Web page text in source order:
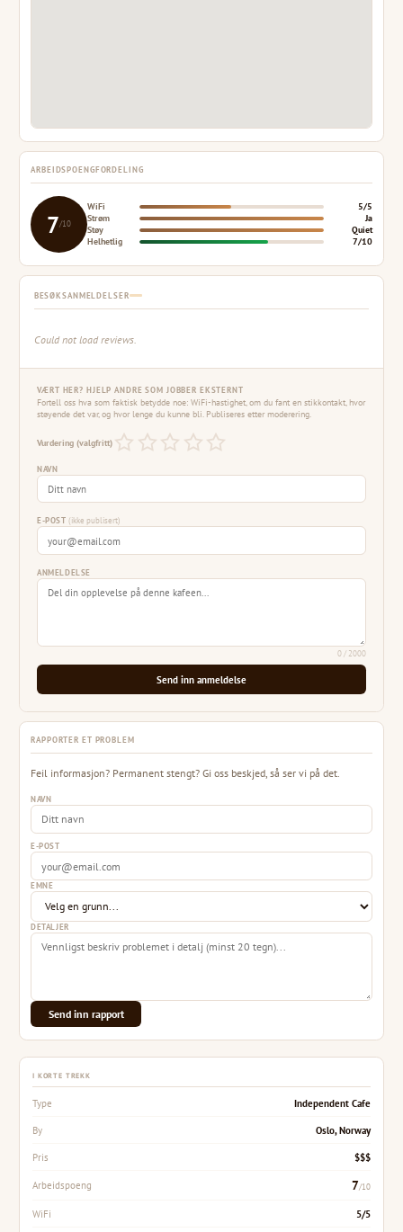
ARBEIDSPOENGFORDELING
7/10
WiFi
5/5
Strøm
Ja
Støy
Quiet
Helhetlig
7/10
BESØKSANMELDELSER
Could not load reviews.
VÆRT HER? HJELP ANDRE SOM JOBBER EKSTERNT
Fortell oss hva som faktisk betydde noe: WiFi-hastighet, om du fant en stikkontakt, hvor
støyende det var, og hvor lenge du kunne bli. Publiseres etter moderering.
Vurdering (valgfritt)
NAVN
E-POST(ikke publisert)
ANMELDELSE
0/ 2000
Send inn anmeldelse
RAPPORTER ET PROBLEM
Feil informasjon? Permanent stengt? Gi oss beskjed, så ser vi på det.
NAVN
E-POST
EMNE
DETALJER
Send inn rapport
I KORTE TREKK
Type Independent Cafe
By Oslo, Norway
Pris $$$
Arbeidspoeng 7/10
WiFi 5/5